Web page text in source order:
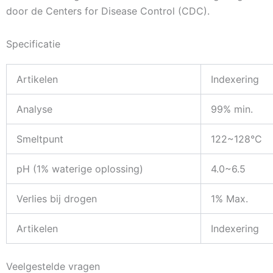
door de Centers for Disease Control (CDC).
Specificatie
Artikelen Indexering
Analyse 99% min.
Smeltpunt 122~128°C
pH (1% waterige oplossing) 4.0~6.5
Verlies bij drogen 1% Max.
Artikelen Indexering
Veelgestelde vragen